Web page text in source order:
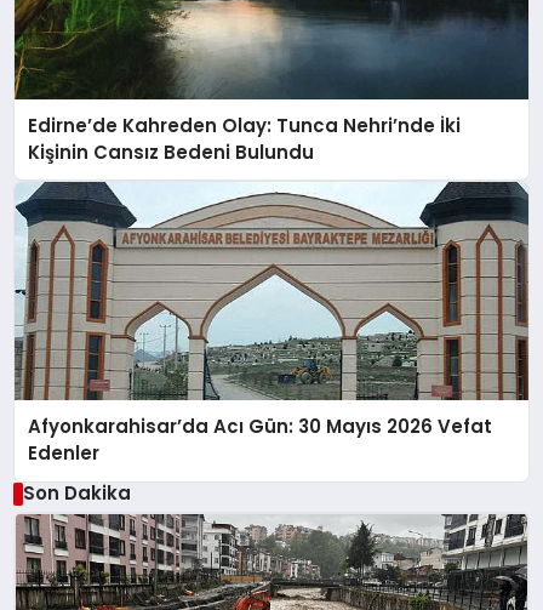
Edirne’de Kahreden Olay: Tunca Nehri’nde İki
Kişinin Cansız Bedeni Bulundu
Afyonkarahisar’da Acı Gün: 30 Mayıs 2026 Vefat
Edenler
Son Dakika